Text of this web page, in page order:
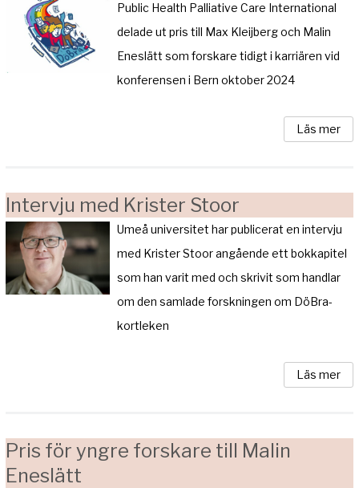
Public Health Palliative Care International
delade ut pris till Max Kleijberg och Malin
Eneslätt som forskare tidigt i karriären vid
konferensen i Bern oktober 2024
Läs mer
Intervju med Krister Stoor
Umeå universitet har publicerat en intervju
med Krister Stoor angående ett bokkapitel
som han varit med och skrivit som handlar
om den samlade forskningen om DöBra-
kortleken
Läs mer
Pris för yngre forskare till Malin
Eneslätt